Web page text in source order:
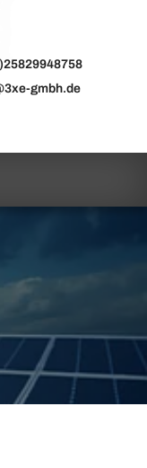
gmbh.de